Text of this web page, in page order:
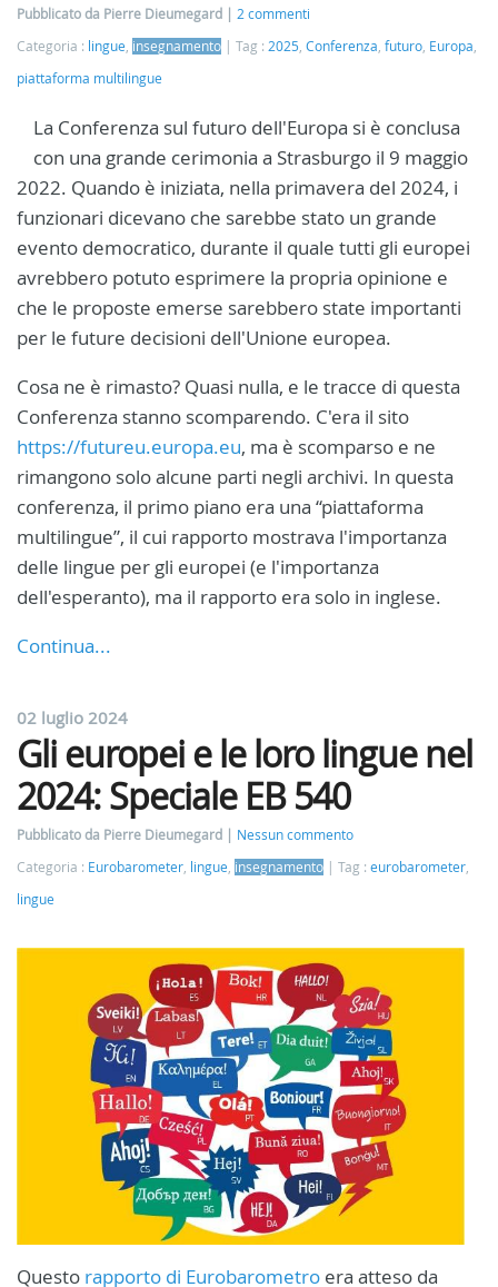
Pubblicato da Pierre Dieumegard
2 commenti
Categoria : lingue insegnamento Tag : 2025 Conferenza futuro Europa
piattaforma multilingue
La Conferenza sul futuro dell'Europa si è conclusa
con una grande cerimonia a Strasburgo il 9 maggio
2022. Quando è iniziata, nella primavera del 2024, i
funzionari dicevano che sarebbe stato un grande
evento democratico, durante il quale tutti gli europei
avrebbero potuto esprimere la propria opinione e
che le proposte emerse sarebbero state importanti
per le future decisioni dell'Unione europea.
Cosa ne è rimasto? Quasi nulla, e le tracce di questa
Conferenza stanno scomparendo. C'era il sito
https://futureu.europa.eu, ma è scomparso e ne
rimangono solo alcune parti negli archivi. In questa
conferenza, il primo piano era una “piattaforma
multilingue”, il cui rapporto mostrava l'importanza
delle lingue per gli europei (e l'importanza
dell'esperanto), ma il rapporto era solo in inglese.
Continua...
02 luglio 2024
Gli europei e le loro lingue nel
2024: Speciale EB 540
Pubblicato da Pierre Dieumegard
Nessun commento
Categoria : Eurobarometer lingue insegnamento Tag : eurobarometer
lingue
Questo rapporto di Eurobarometro era atteso da